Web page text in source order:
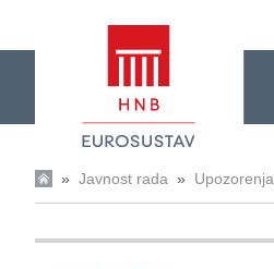
» Javnost rada » Upozorenja